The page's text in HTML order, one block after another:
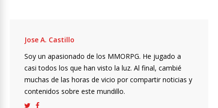
Jose A. Castillo
Soy un apasionado de los MMORPG. He jugado a
casi todos los que han visto la luz. Al final, cambié
muchas de las horas de vicio por compartir noticias y
contenidos sobre este mundillo.